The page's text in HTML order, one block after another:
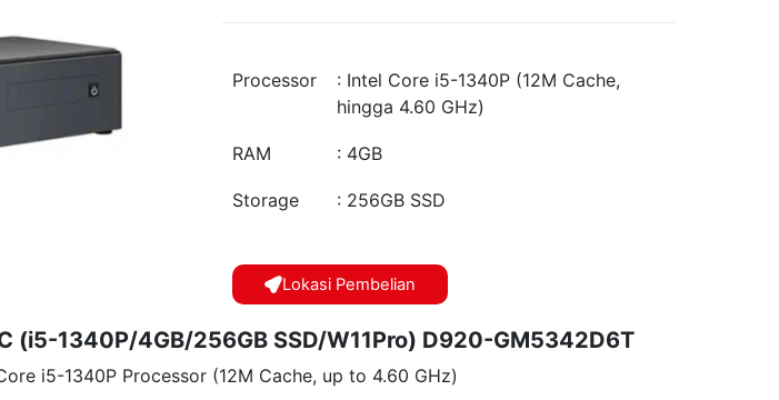
Processor
: Intel Core i5-1340P (12M Cache,
hingga 4.60 GHz)
RAM : 4GB
Storage : 256GB SSD
Lokasi Pembelian
(i5-1340P/4GB/256GB SSD/W11Pro) D920-GM5342D6T
i5-1340P Processor (12M Cache, up to 4.60 GHz)